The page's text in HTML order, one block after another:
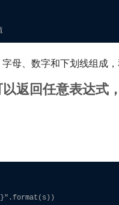
母、数字和下划线组成
以返回任意表达式
{}".format(s))